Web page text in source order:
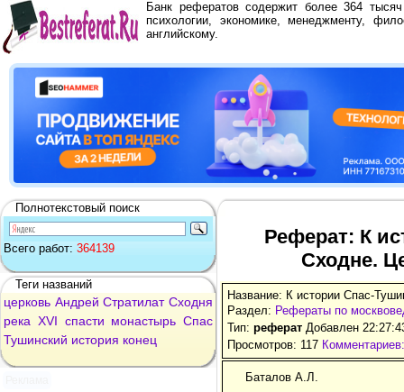
Банк рефератов содержит более 364
психологии, экономике, менеджменту,
английскому.
Полнотекстовый поиск
Всего работ: 364139
Теги названий
церковь Андрей Стратилат Сходня
река XVI спасти монастырь Спас
Тушинский история конец
Реферат: К
Сходне.
Название: К истории Спас-
Раздел: Рефераты по
Тип: реферат Добавлен
Просмотров: 117
Баталов А.Л.